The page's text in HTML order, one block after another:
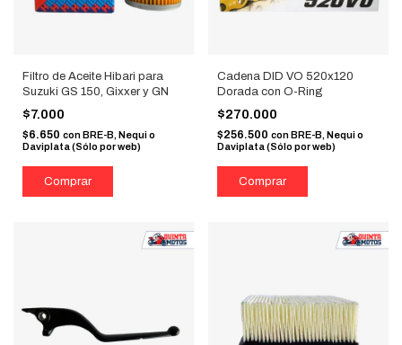
Filtro de Aceite Hibari para
Suzuki GS 150, Gixxer y GN
$7.000
$6.650 con BRE-B, Nequi o
Daviplata (Sólo por web)
Cadena DID VO 520x120
Dorada con O-Ring
$270.000
$256.500 con BRE-B, Nequi o
Daviplata (Sólo por web)